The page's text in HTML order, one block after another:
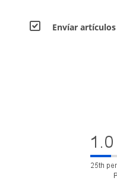
Envíar artículos